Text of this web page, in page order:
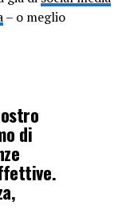
– o meglio
di